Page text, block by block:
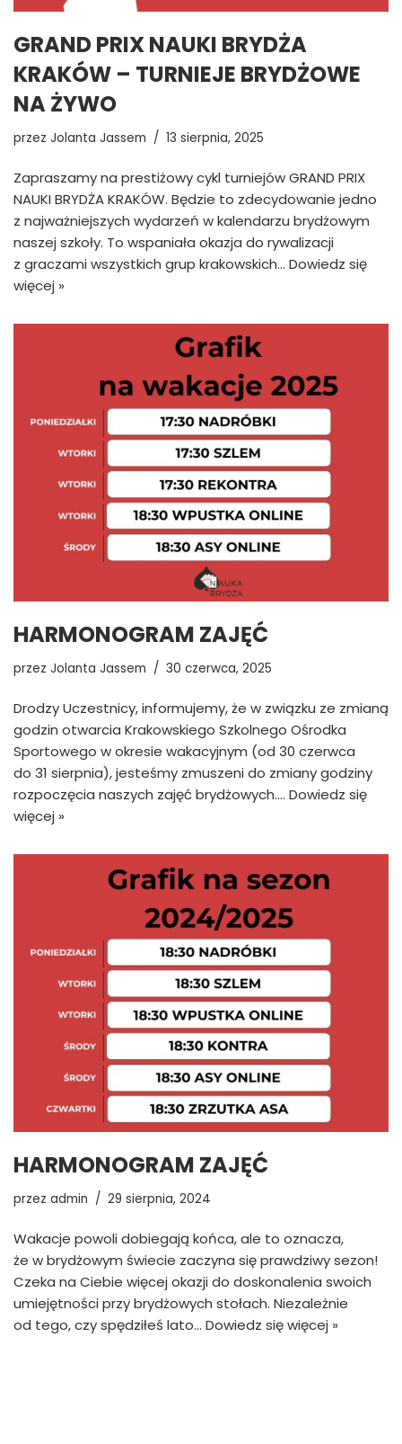
GRAND PRIX NAUKI BRYDŻA
KRAKÓW – TURNIEJE BRYDŻOWE
NA ŻYWO
przez Jolanta Jassem 13 sierpnia, 2025
Zapraszamy na prestiżowy cykl turniejów GRAND PRIX
NAUKI BRYDŻA KRAKÓW. Będzie to zdecydowanie jedno
z najważniejszych wydarzeń w kalendarzu brydżowym
naszej szkoły. To wspaniała okazja do rywalizacji
z graczami wszystkich grup krakowskich… Dowiedz się
więcej »
HARMONOGRAM ZAJĘĆ
przez Jolanta Jassem 30 czerwca, 2025
Drodzy Uczestnicy, informujemy, że w związku ze zmianą
godzin otwarcia Krakowskiego Szkolnego Ośrodka
Sportowego w okresie wakacyjnym (od 30 czerwca
do 31 sierpnia), jesteśmy zmuszeni do zmiany godziny
rozpoczęcia naszych zajęć brydżowych.… Dowiedz się
więcej »
HARMONOGRAM ZAJĘĆ
przez admin 29 sierpnia, 2024
Wakacje powoli dobiegają końca, ale to oznacza,
że w brydżowym świecie zaczyna się prawdziwy sezon!
Czeka na Ciebie więcej okazji do doskonalenia swoich
umiejętności przy brydżowych stołach. Niezależnie
od tego, czy spędziłeś lato… Dowiedz się więcej »